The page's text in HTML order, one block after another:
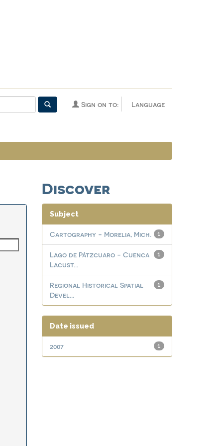
Language
Sign on to:
Discover
Subject
1
Cartography - Morelia, Mich.
1
Lago de Pátzcuaro - Cuenca
Lacust...
1
Regional Historical Spatial
Devel...
Date issued
1
2007